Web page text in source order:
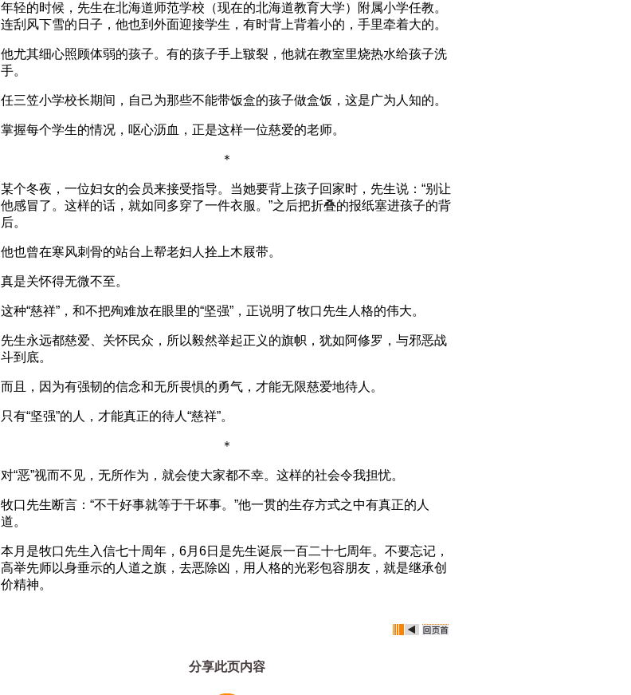
年轻的时候，先生在北海道师范学校（现在的北海道教育大学）附属小学任教。
连刮风下雪的日子，他也到外面迎接学生，有时背上背着小的，手里牵着大的。
他尤其细心照顾体弱的孩子。有的孩子手上皲裂，他就在教室里烧热水给孩子洗
手。
任三笠小学校长期间，自己为那些不能带饭盒的孩子做盒饭，这是广为人知的。
掌握每个学生的情况，呕心沥血，正是这样一位慈爱的老师。
＊
某个冬夜，一位妇女的会员来接受指导。当她要背上孩子回家时，先生说：“别让
他感冒了。这样的话，就如同多穿了一件衣服。”之后把折叠的报纸塞进孩子的背
后。
他也曾在寒风刺骨的站台上帮老妇人拴上木屐带。
真是关怀得无微不至。
这种“慈祥”，和不把殉难放在眼里的“坚强”，正说明了牧口先生人格的伟大。
先生永远都慈爱、关怀民众，所以毅然举起正义的旗帜，犹如阿修罗，与邪恶战
斗到底。
而且，因为有强韧的信念和无所畏惧的勇气，才能无限慈爱地待人。
只有“坚强”的人，才能真正的待人“慈祥”。
＊
对“恶”视而不见，无所作为，就会使大家都不幸。这样的社会令我担忧。
牧口先生断言：“不干好事就等于干坏事。”他一贯的生存方式之中有真正的人
道。
本月是牧口先生入信七十周年，6月6日是先生诞辰一百二十七周年。不要忘记，
高举先师以身垂示的人道之旗，去恶除凶，用人格的光彩包容朋友，就是继承创
价精神。
分享此页内容